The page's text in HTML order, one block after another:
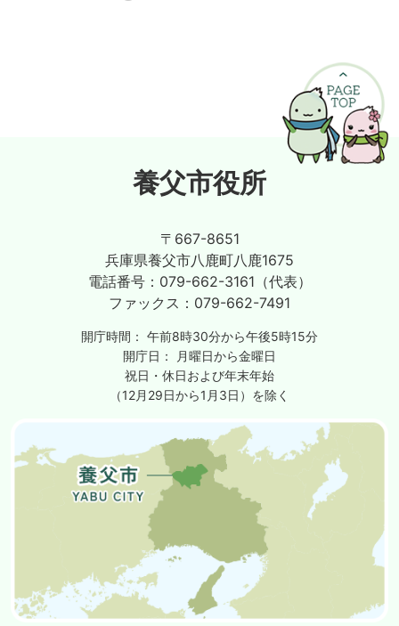
養父市役所
〒667-8651
兵庫県養父市八鹿町八鹿1675
電話番号： 079-662-3161（代表）
ファックス： 079-662-7491
開庁時間： 午前8時30分から午後5時15分
開庁日：
月曜日から金曜日
祝日・休日および年末年始
（12月29日から1月3日）を除く